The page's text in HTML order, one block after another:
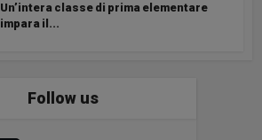
Un’intera classe di prima elementare
impara il...
Follow us